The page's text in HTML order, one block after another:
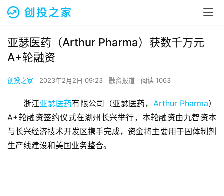
亚瑟医药（Arthur Pharma）获数千万元
A+轮融资
创投之家 2023年2月2日 09:23 融资报道 阅读 1063
浙江亚瑟医药有限公司（亚瑟医药， Arthur Pharma）
A+轮融资签约仪式在湖州长兴举行，本轮融资由九智资本
与长兴经济技术开发区携手完成，资金将主要用于固体制剂
生产线建设和美国业务整合。